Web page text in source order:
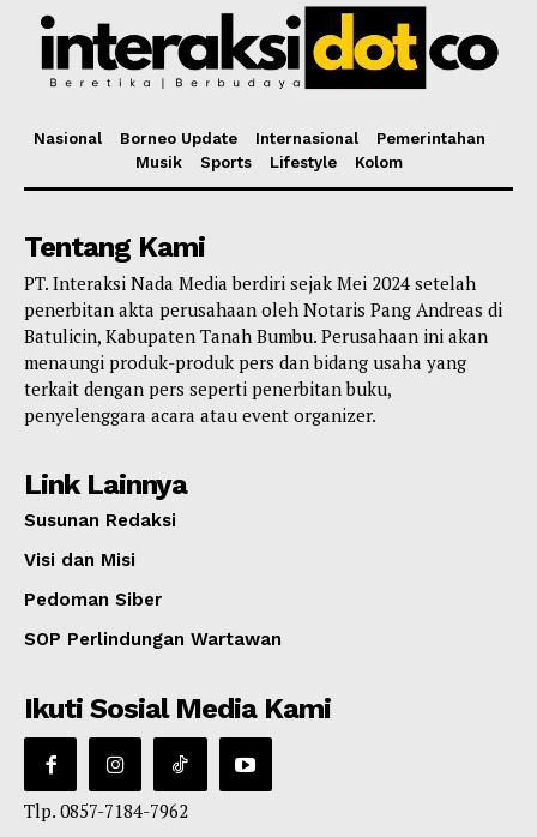
Nasional Borneo Update Internasional
Pemerintahan
Musik
Sports Lifestyle Kolom
Tentang Kami
PT. Interaksi Nada Media berdiri sejak Mei 2024 setelah
penerbitan akta perusahaan oleh Notaris Pang Andreas di
Batulicin, Kabupaten Tanah Bumbu. Perusahaan ini akan
menaungi produk-produk pers dan bidang usaha yang
terkait dengan pers seperti penerbitan buku,
penyelenggara acara atau event organizer.
Link Lainnya
Susunan Redaksi
Visi dan Misi
Pedoman Siber
SOP Perlindungan Wartawan
Ikuti Sosial Media Kami
Tlp. 0857-7184-7962